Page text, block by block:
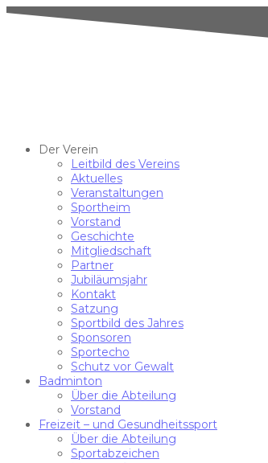
Der Verein
Leitbild des Vereins
Aktuelles
Veranstaltungen
Sportheim
Vorstand
Geschichte
Mitgliedschaft
Partner
Jubiläumsjahr
Kontakt
Satzung
Sportbild des Jahres
Sponsoren
Sportecho
Schutz vor Gewalt
Badminton
Über die Abteilung
Vorstand
Freizeit – und Gesundheitssport
Über die Abteilung
Sportabzeichen